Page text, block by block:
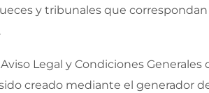
y tribunales que correspondan
Legal y Condiciones Generales
creado mediante el generador